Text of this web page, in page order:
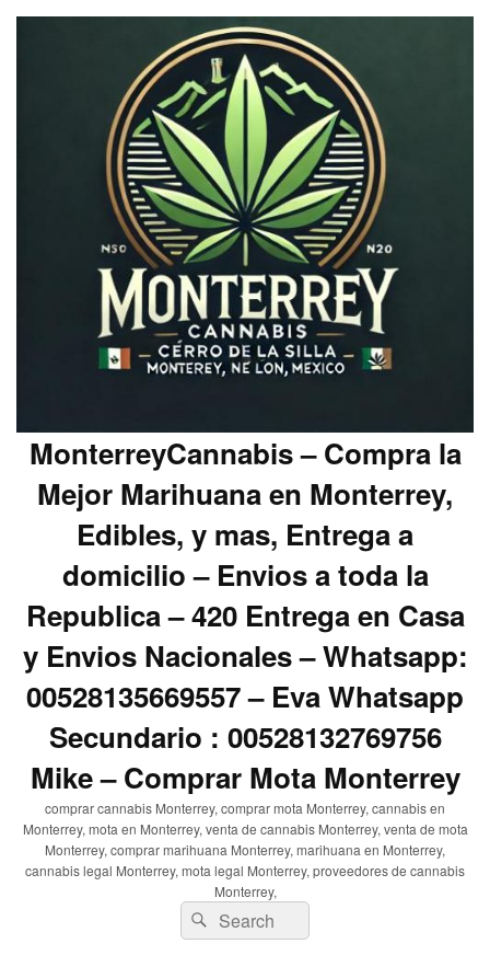
MonterreyCannabis – Compra la
Mejor Marihuana en Monterrey,
Edibles, y mas, Entrega a
domicilio – Envios a toda la
Republica – 420 Entrega en Casa
y Envios Nacionales – Whatsapp:
00528135669557 – Eva Whatsapp
Secundario : 00528132769756
Mike – Comprar Mota Monterrey
comprar cannabis Monterrey, comprar mota Monterrey, cannabis en
Monterrey, mota en Monterrey, venta de cannabis Monterrey, venta de mota
Monterrey, comprar marihuana Monterrey, marihuana en Monterrey,
cannabis legal Monterrey, mota legal Monterrey, proveedores de cannabis
Monterrey,
Search
for:
Search